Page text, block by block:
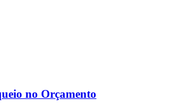
no Orçamento